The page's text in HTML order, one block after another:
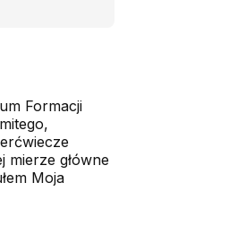
Formacji
mierze główne
Moja